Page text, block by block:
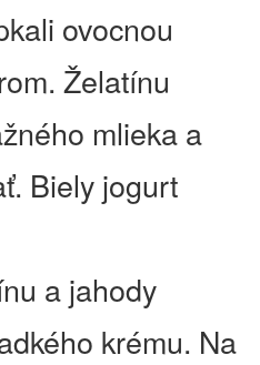
ovocnou
Želatínu
mlieka a
Biely jogurt
a jahody
krému. Na